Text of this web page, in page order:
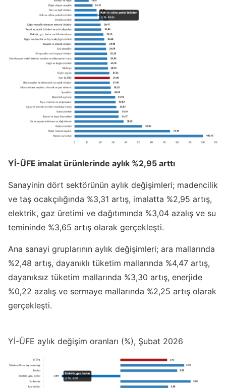
Yİ-ÜFE imalat ürünlerinde aylık %2,95 arttı
Sanayinin dört sektörünün aylık değişimleri; madencilik
ve taş ocakçılığında %3,31 artış, imalatta %2,95 artış,
elektrik, gaz üretimi ve dağıtımında %3,04 azalış ve su
temininde %3,65 artış olarak gerçekleşti.
Ana sanayi gruplarının aylık değişimleri; ara mallarında
%2,48 artış, dayanıklı tüketim mallarında %4,47 artış,
dayanıksız tüketim mallarında %3,30 artış, enerjide
%0,22 azalış ve sermaye mallarında %2,25 artış olarak
gerçekleşti.
Yİ-ÜFE aylık değişim oranları (%), Şubat 2026